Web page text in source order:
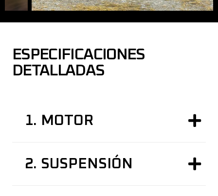
ESPECIFICACIONES
DETALLADAS
1. MOTOR
2. SUSPENSIÓN